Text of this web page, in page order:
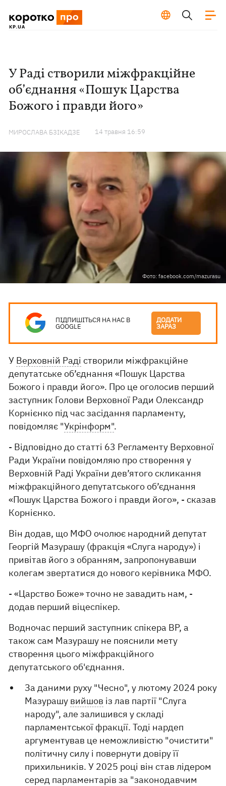
У Раді створили міжфракційне
об’єднання «Пошук Царства
Божого і правди його»
МИРОСЛАВА БЗІКАДЗЕ 14 травня 16:59
Фото: facebook.com/mazurasu
ПІДПИШІТЬСЯ НА НАС В
GOOGLE
ДОДАТИ
ЗАРАЗ
У Верховній Раді створили міжфракційне
депутатське об’єднання «Пошук Царства
Божого і правди його». Про це оголосив перший
заступник Голови Верховної Ради Олександр
Корнієнко під час засідання парламенту,
повідомляє "Укрінформ".
- Відповідно до статті 63 Регламенту Верховної
Ради України повідомляю про створення у
Верховній Раді України дев’ятого скликання
міжфракційного депутатського об’єднання
«Пошук Царства Божого і правди його», - сказав
Корнієнко.
Він додав, що МФО очолює народний депутат
Георгій Мазурашу (фракція «Слуга народу») і
привітав його з обранням, запропонувавши
колегам звертатися до нового керівника МФО.
- «Царство Боже» точно не завадить нам, -
додав перший віцеспікер.
Водночас перший заступник спікера ВР, а
також сам Мазурашу не пояснили мету
створення цього міжфракційного
депутатського об'єднання.
За даними руху "Чесно", у лютому 2024 року
Мазурашу вийшов із лав партії "Слуга
народу", але залишився у складі
парламентської фракції. Тоді нардеп
аргументував це неможливістю "очистити"
політичну силу і повернути довіру її
прихильників. У 2025 році він став лідером
серед парламентарів за "законодавчим